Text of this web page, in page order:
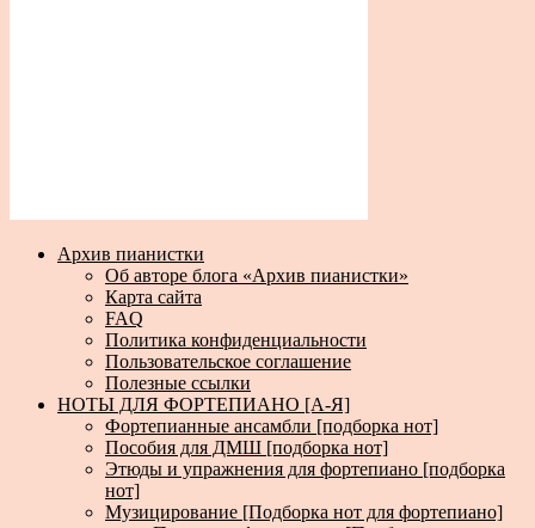
Архив пианистки
Об авторе блога «Архив пианистки»
Карта сайта
FAQ
Политика конфиденциальности
Пользовательское соглашение
Полезные ссылки
НОТЫ ДЛЯ ФОРТЕПИАНО [А-Я]
Фортепианные ансамбли [подборка нот]
Пособия для ДМШ [подборка нот]
Этюды и упражнения для фортепиано [подборка
нот]
Музицирование [Подборка нот для фортепиано]